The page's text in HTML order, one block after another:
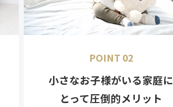
POINT 02
小さなお子様がいる家庭に
とって圧倒的メリット